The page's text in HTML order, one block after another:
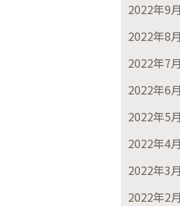
2022年9月
2022年8月
2022年7月
2022年6月
2022年5月
2022年4月
2022年3月
2022年2月